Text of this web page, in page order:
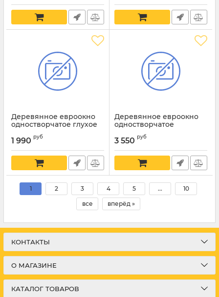
Деревянное евроокно
одностворчатое глухое
1 990 руб
Деревянное евроокно
одностворчатое
поворотно-откидное
3 550 руб
1 2 3 4 5 ... 10
все вперёд »
КОНТАКТЫ
О МАГАЗИНЕ
КАТАЛОГ ТОВАРОВ